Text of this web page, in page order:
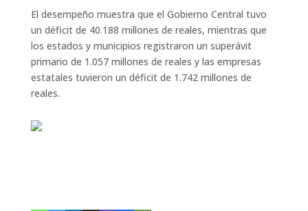
El desempeño muestra que el Gobierno Central tuvo
un déficit de 40.188 millones de reales, mientras que
los estados y municipios registraron un superávit
primario de 1.057 millones de reales y las empresas
estatales tuvieron un déficit de 1.742 millones de
reales.